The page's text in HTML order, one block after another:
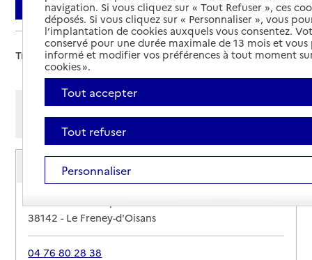
Filtrer
Trier par :
Afficher les résultats par:
Service de soins infirmiers à domicile
SSIAD ADMR
38142-Le Freney-d'Oisans
04 76 80 28 38
navigation. Si vous cliquez sur « Tout Refuser », ces
déposés. Si vous cliquez sur « Personnaliser », vous
l’implantation de cookies auxquels vous consentez.
conservé pour une durée maximale de 13 mois et
informé et modifier vos préférences à tout moment
cookies ».
Tout accepter
Tout refuser
Personnaliser